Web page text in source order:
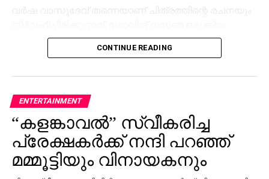
വര്‍ഷ വാസുദേവ് തന്നെയാണ് ചിത്രത്തിന്റെ രചനയും
സംഗീതത്തിന്റെ പശ്ചാത്തലത്തോടെ ആണ് ചിത്രം
ഒരുങ്ങുന്നത്. ചിത്രത്തിന്റെ ഫസ്റ്റ് ലുക്ക് പോസ്റ്റര്‍
പൂര്‍ണ്ണമായും വാരണാസിയില്‍ ചിത്രീകരണം
പൂര്‍ത്തിയായ ചിത്രം 2026 ആദ്യം തീയേറ്ററുകളില്‍
എത്തും.
ഛായാഗ്രഹണം : ഫയിസ് സിദ്ധിക്ക്, സംഗീതം:
ഗോവിന്ദ് വസന്ത, എഡിറ്റര്‍ : റെക്ക്‌സണ്‍ ജോസഫ്,
CONTINUE READING
ENTERTAINMENT
“കളങ്കാവൽ” സ്വീകരിച്ച
പ്രേക്ഷകർക്ക് നന്ദി പറഞ്ഞ്
മമ്മൂട്ടിയും വിനായകനും